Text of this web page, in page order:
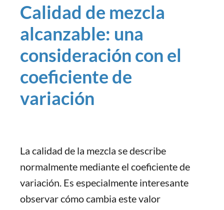
Calidad de mezcla
alcanzable: una
consideración con el
coeficiente de
variación
La calidad de la mezcla se describe
normalmente mediante el coeficiente de
variación. Es especialmente interesante
observar cómo cambia este valor